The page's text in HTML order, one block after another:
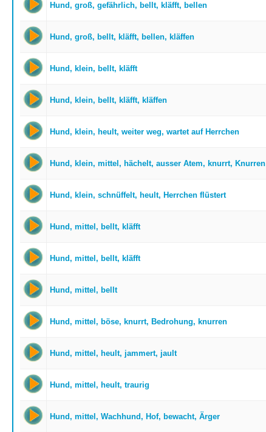
Hund, groß, gefährlich, bellt, kläfft, bellen
Hund, groß, bellt, kläfft, bellen, kläffen
Hund, klein, bellt, kläfft
Hund, klein, bellt, kläfft, kläffen
Hund, klein, heult, weiter weg, wartet auf Herrchen
Hund, klein, mittel, hächelt, ausser Atem, knurrt, Knurren
Hund, klein, schnüffelt, heult, Herrchen flüstert
Hund, mittel, bellt, kläfft
Hund, mittel, bellt, kläfft
Hund, mittel, bellt
Hund, mittel, böse, knurrt, Bedrohung, knurren
Hund, mittel, heult, jammert, jault
Hund, mittel, heult, traurig
Hund, mittel, Wachhund, Hof, bewacht, Ärger